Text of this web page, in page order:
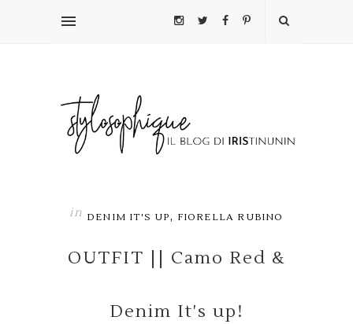
in DENIM IT'S UP, FIORELLA RUBINO
OUTFIT || Camo Red &
Denim It's up!